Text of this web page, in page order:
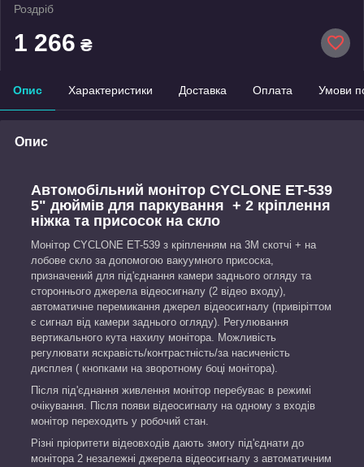
Роздріб
1 266 ₴
Опис Характеристики Доставка Оплата Умови
Опис
Автомобільний монітор CYCLONE ET-539
5" дюймів для паркування + 2 кріплення
ніжка та присосок на скло
Монітор CYCLONE ET-539 з кріпленням на 3M скотчі + на
лобове скло за допомогою вакуумного присоска,
призначений для під'єднання камери заднього огляду та
стороннього джерела відеосигналу (2 відео входу),
автоматичне перемикання джерел відеосигналу (привіріттом
є сигнал від камери заднього огляду). Регулювання
вертикального кута нахилу монітора. Можливість
регулювати яскравість/контрастність/за насиченість
дисплея ( кнопками на зворотному боці монітора).
Після під'єднання живлення монітор перебуває в режимі
очікування. Після появи відеосигналу на одному з входів
монітор переходить у робочий стан.
Різні пріоритети відеовходів дають змогу під'єднати до
монітора 2 незалежні джерела відеосигналу з автоматичним